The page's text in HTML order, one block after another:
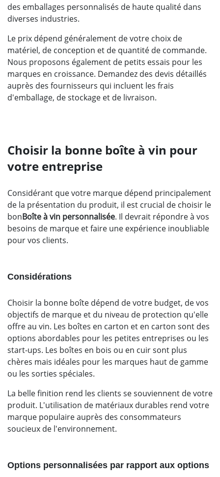
des emballages personnalisés de haute qualité dans
diverses industries.
Le prix dépend généralement de votre choix de
matériel, de conception et de quantité de commande.
Nous proposons également de petits essais pour les
marques en croissance. Demandez des devis détaillés
auprès des fournisseurs qui incluent les frais
d'emballage, de stockage et de livraison.
Choisir la bonne boîte à vin pour
votre entreprise
Considérant que votre marque dépend principalement
de la présentation du produit, il est crucial de choisir le
bonBoîte à vin personnalisée. Il devrait répondre à vos
besoins de marque et faire une expérience inoubliable
pour vos clients.
Considérations
Choisir la bonne boîte dépend de votre budget, de vos
objectifs de marque et du niveau de protection qu'elle
offre au vin. Les boîtes en carton et en carton sont des
options abordables pour les petites entreprises ou les
start-ups. Les boîtes en bois ou en cuir sont plus
chères mais idéales pour les marques haut de gamme
ou les sorties spéciales.
La belle finition rend les clients se souviennent de votre
produit. L'utilisation de matériaux durables rend votre
marque populaire auprès des consommateurs
soucieux de l'environnement.
Options personnalisées par rapport aux options